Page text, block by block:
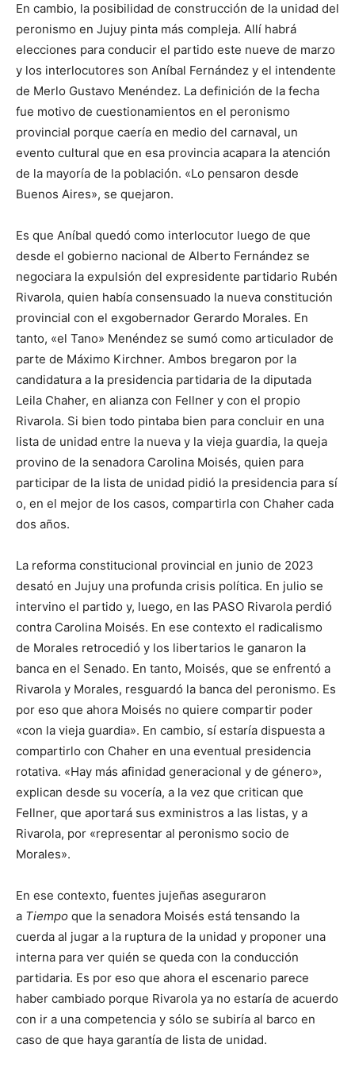
En cambio, la posibilidad de construcción de la unidad del
peronismo en Jujuy pinta más compleja. Allí habrá
elecciones para conducir el partido este nueve de marzo
y los interlocutores son Aníbal Fernández y el intendente
de Merlo Gustavo Menéndez. La definición de la fecha
fue motivo de cuestionamientos en el peronismo
provincial porque caería en medio del carnaval, un
evento cultural que en esa provincia acapara la atención
de la mayoría de la población. «Lo pensaron desde
Buenos Aires», se quejaron.
Es que Aníbal quedó como interlocutor luego de que
desde el gobierno nacional de Alberto Fernández se
negociara la expulsión del expresidente partidario Rubén
Rivarola, quien había consensuado la nueva constitución
provincial con el exgobernador Gerardo Morales. En
tanto, «el Tano» Menéndez se sumó como articulador de
parte de Máximo Kirchner. Ambos bregaron por la
candidatura a la presidencia partidaria de la diputada
Leila Chaher, en alianza con Fellner y con el propio
Rivarola. Si bien todo pintaba bien para concluir en una
lista de unidad entre la nueva y la vieja guardia, la queja
provino de la senadora Carolina Moisés, quien para
participar de la lista de unidad pidió la presidencia para sí
o, en el mejor de los casos, compartirla con Chaher cada
dos años.
La reforma constitucional provincial en junio de 2023
desató en Jujuy una profunda crisis política. En julio se
intervino el partido y, luego, en las PASO Rivarola perdió
contra Carolina Moisés. En ese contexto el radicalismo
de Morales retrocedió y los libertarios le ganaron la
banca en el Senado. En tanto, Moisés, que se enfrentó a
Rivarola y Morales, resguardó la banca del peronismo. Es
por eso que ahora Moisés no quiere compartir poder
«con la vieja guardia». En cambio, sí estaría dispuesta a
compartirlo con Chaher en una eventual presidencia
rotativa. «Hay más afinidad generacional y de género»,
explican desde su vocería, a la vez que critican que
Fellner, que aportará sus exministros a las listas, y a
Rivarola, por «representar al peronismo socio de
Morales».
En ese contexto, fuentes jujeñas aseguraron
a Tiempo que la senadora Moisés está tensando la
cuerda al jugar a la ruptura de la unidad y proponer una
interna para ver quién se queda con la conducción
partidaria. Es por eso que ahora el escenario parece
haber cambiado porque Rivarola ya no estaría de acuerdo
con ir a una competencia y sólo se subiría al barco en
caso de que haya garantía de lista de unidad.